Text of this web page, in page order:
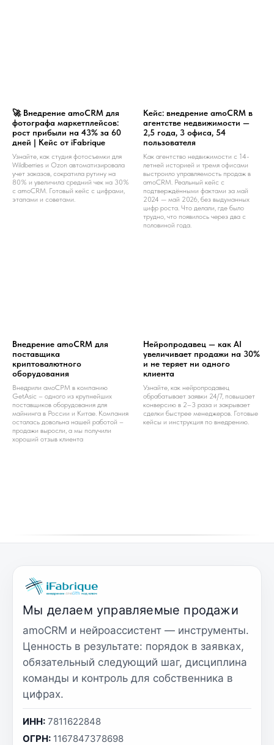
🚀 Внедрение amoCRM для
фотографа маркетплейсов:
рост прибыли на 43% за 60
дней | Кейс от iFabrique
Узнайте, как студия фотосъемки для
Wildberries и Ozon автоматизировала
учет заказов, сократила рутину на
80% и увеличила средний чек на 30%
с amoCRM. Готовый кейс с цифрами,
этапами и советами.
Кейс: внедрение amoCRM в
агентстве недвижимости —
2,5 года, 3 офиса, 54
пользователя
Как агентство недвижимости с 14-
летней историей и тремя офисами
выстроило управляемость продаж в
amoCRM. Реальный кейс с
подтверждёнными фактами за май
2024 — май 2026, без выдуманных
цифр роста. Что делали, где было
трудно, что появилось через два с
половиной года.
Внедрение amoCRM для
поставщика
криптовалютного
оборудования
Внедрили амоСРМ в компанию
GetAsic – одного из крупнейших
поставщиков оборудования для
майнинга в России и Китае. Компания
осталась довольна нашей работой –
продажи выросли, а мы получили
хороший отзыв клиента
Нейропродавец — как AI
увеличивает продажи на 30%
и не теряет ни одного
клиента
Узнайте, как нейропродавец
обрабатывает заявки 24/7, повышает
конверсию в 2–3 раза и закрывает
сделки быстрее менеджеров. Готовые
кейсы и инструкция по внедрению.
Мы делаем управляемые продажи
amoCRM и нейроассистент — инструменты.
Ценность в результате: порядок в заявках,
обязательный следующий шаг, дисциплина
команды и контроль для собственника в
цифрах.
ИНН: 7811622848
ОГРН: 1167847378698